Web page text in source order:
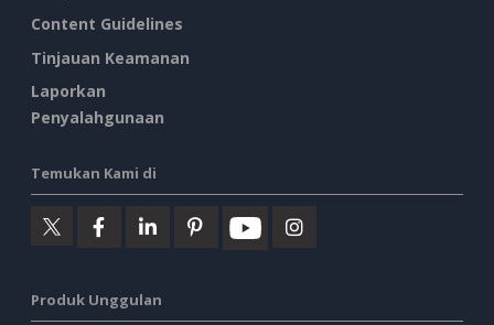
Content Guidelines
Tinjauan Keamanan
Laporkan
Penyalahgunaan
Temukan Kami di
Produk Unggulan